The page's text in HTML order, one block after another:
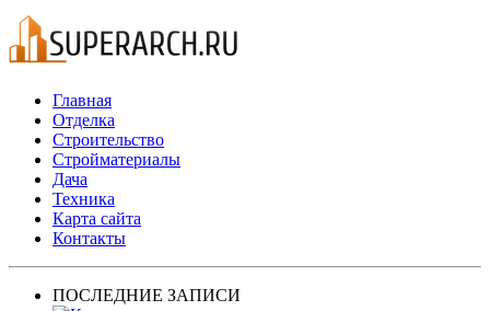
Главная
Отделка
Строительство
Стройматериалы
Дача
Техника
Карта сайта
Контакты
ПОСЛЕДНИЕ ЗАПИСИ